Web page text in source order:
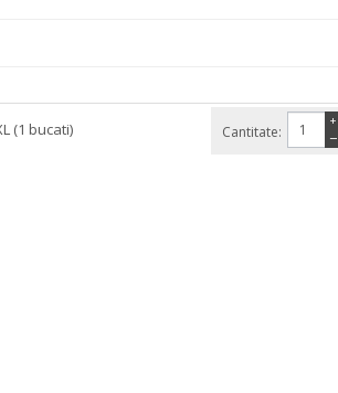
(1 bucati)
Cantitate: −
+